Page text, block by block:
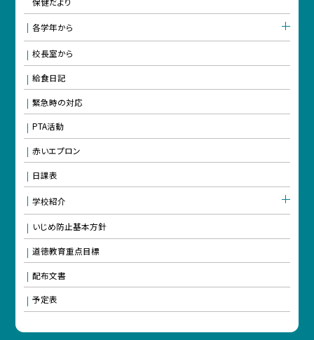
各学年から
校長室から
給食日記
緊急時の対応
PTA活動
赤いエプロン
日課表
学校紹介
いじめ防止基本方針
道徳教育重点目標
配布文書
予定表